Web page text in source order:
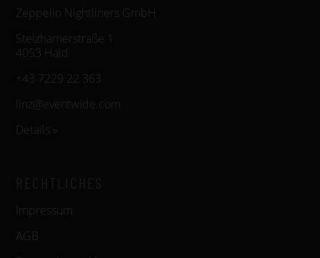
Zeppelin Nightliners GmbH
Stelzhamerstraße 1
4053 Haid
+43 7229 22 363
linz@eventwide.com
Details »
Impressum
AGB